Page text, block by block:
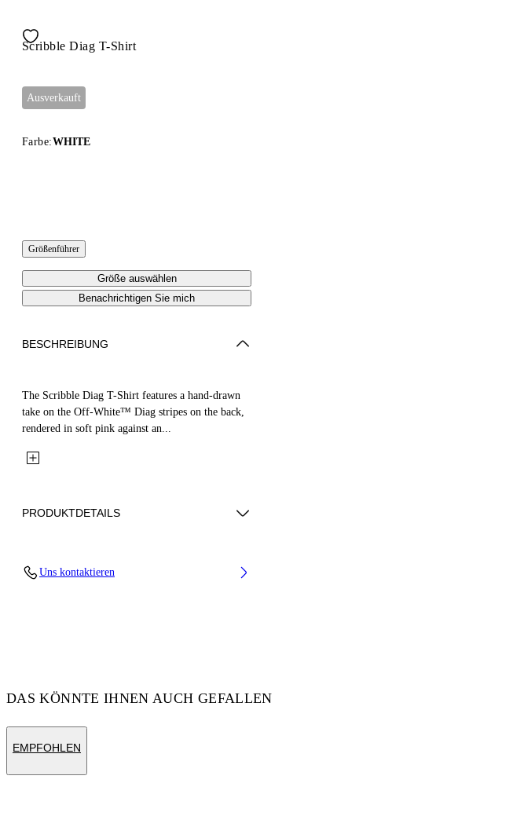
Scribble Diag T-Shirt
Ausverkauft
Farbe:WHITE
Größenführer
Größe auswählen
Benachrichtigen Sie mich
BESCHREIBUNG
The Scribble Diag T-Shirt features a hand-drawn
take on the Off-White™ Diag stripes on the back,
rendered in soft pink against an...
PRODUKTDETAILS
Uns kontaktieren
DAS KÖNNTE IHNEN AUCH GEFALLEN
EMPFOHLEN